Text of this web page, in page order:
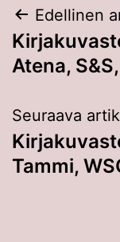
selaus
Edellinen
Atena,
Seuraava
Tammi,